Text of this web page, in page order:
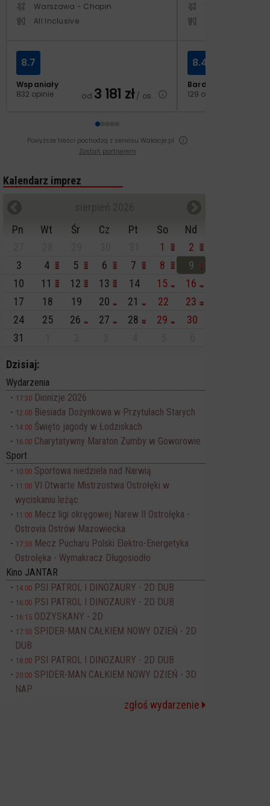
Warszawa - Chopin
All Inclusive
Wspaniały
832 opinie
8.7
od 3 181 zł/ os.
Warszawa -
Bardzo dobry
129 opinii
8.4
Powyższe treści pochodzą z serwisu Wakacje.pl
Zostań partnerem
Kalendarz imprez
Pn
Wt Śr Cz Pt So
Nd
1
2
3
4 5 6 7 8
9
10
11 12 13 14 15
16
17
18 19 20 21 22
23
24
25 26 27 28 29
30
31
Dzisiaj:
Wydarzenia
17:30 Dionizje 2026
12:00 Biesiada Dożynkowa w Przytułach Starych
14:00 Święto jagody w Łodziskach
16:00 Charytatywny Maraton Zumby w Goworowie
Sport
10:00 Sportowa niedziela nad Narwią
11:00 VI Otwarte Mistrzostwa Ostrołęki w
wyciskaniu leżąc
11:00 Mecz ligi okręgowej Narew II Ostrołęka -
Ostrovia Ostrów Mazowiecka
17:30 Mecz Pucharu Polski Elektro-Energetyka
Ostrołęka - Wymakracz Długosiodło
Kino JANTAR
14:00 PSI PATROL I DINOZAURY - 2D DUB
16:00 PSI PATROL I DINOZAURY - 2D DUB
16:15 ODZYSKANY - 2D
17:50 SPIDER-MAN CAŁKIEM NOWY DZIEŃ - 2D
DUB
18:00 PSI PATROL I DINOZAURY - 2D DUB
20:00 SPIDER-MAN CAŁKIEM NOWY DZIEŃ - 3D
NAP
zgłoś wydarzenie